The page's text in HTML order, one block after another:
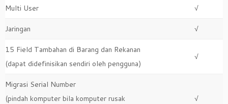
Multi User √
Jaringan √
15 Field Tambahan di Barang dan Rekanan
(dapat didefinisikan sendiri oleh pengguna)
√
Migrasi Serial Number
(pindah komputer bila komputer rusak
√